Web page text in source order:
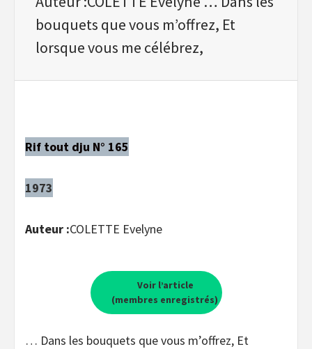
bouquets que vous m’offrez, Et
lorsque vous me célébrez,
Rif tout dju N° 165
1973
Auteur :COLETTE Evelyne
Voir l’article
(membres enregistrés)
… Dans les bouquets que vous m’offrez, Et